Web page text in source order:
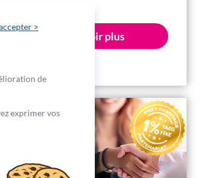
En savoir plus
>
de
exprimer vos